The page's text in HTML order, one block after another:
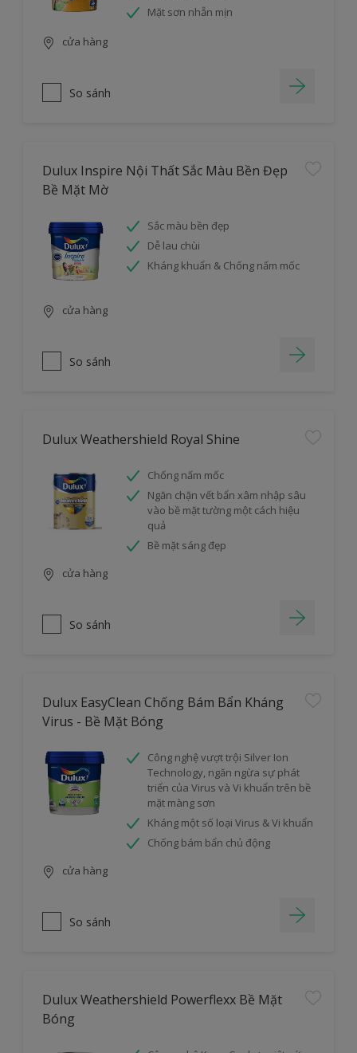
Mặt sơn nhẵn mịn
cửa hàng
So sánh
Dulux Inspire Nội Thất Sắc Màu Bền Đẹp
Bề Mặt Mờ
Sắc màu bền đẹp
Dễ lau chùi
Kháng khuẩn & Chống nấm mốc
cửa hàng
So sánh
Dulux Weathershield Royal Shine
Chống nấm mốc
Ngăn chặn vết bẩn xâm nhập sâu
vào bề mặt tường một cách hiệu
quả
Bề mặt sáng đẹp
cửa hàng
So sánh
Dulux EasyClean Chống Bám Bẩn Kháng
Virus - Bề Mặt Bóng
Công nghệ vượt trội Silver Ion
Technology, ngăn ngừa sự phát
triển của Virus và Vi khuẩn trên bề
mặt màng sơn
Kháng một số loại Virus & Vi khuẩn
Chống bám bẩn chủ động
cửa hàng
So sánh
Dulux Weathershield Powerflexx Bề Mặt
Bóng